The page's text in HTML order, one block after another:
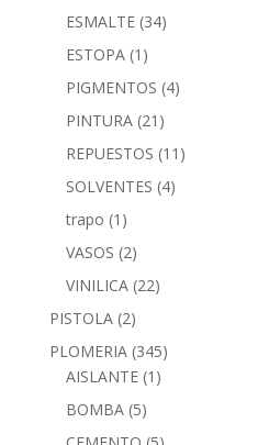
ESMALTE (34)
ESTOPA (1)
PIGMENTOS (4)
PINTURA (21)
REPUESTOS (11)
SOLVENTES (4)
trapo (1)
VASOS (2)
VINILICA (22)
PISTOLA (2)
PLOMERIA (345)
AISLANTE (1)
BOMBA (5)